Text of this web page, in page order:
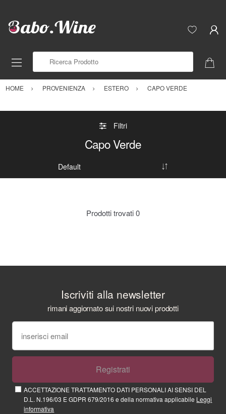
HOME PROVENIENZA ESTERO CAPO VERDE
Filtri
Capo Verde
Prodotti trovati0
Iscriviti alla newsletter
rimani aggiornato sui nostri nuovi prodotti
Registrati
ACCETTAZIONE TRATTAMENTO DATI PERSONALI AI SENSI DEL
D.L. N.196/03 E GDPR 679/2016 e della normativa applicabile Leggi
informativa